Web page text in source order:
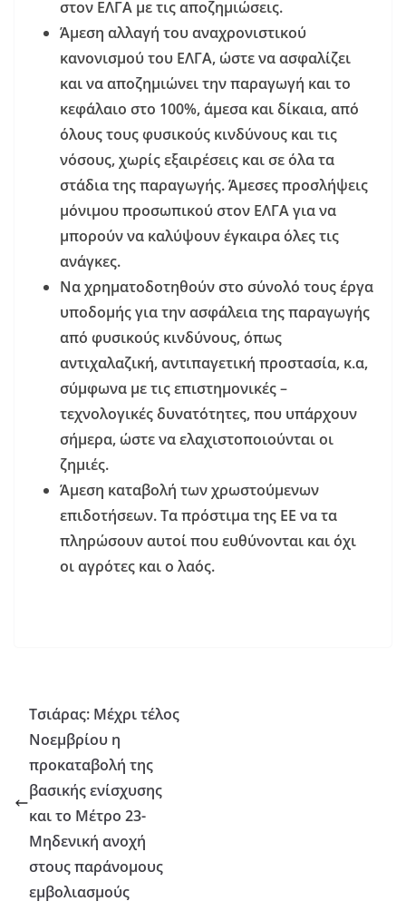
στον ΕΛΓΑ με τις αποζημιώσεις.
Άμεση αλλαγή του αναχρονιστικού
κανονισμού του ΕΛΓΑ, ώστε να ασφαλίζει
και να αποζημιώνει την παραγωγή και το
κεφάλαιο στο 100%, άμεσα και δίκαια, από
όλους τους φυσικούς κινδύνους και τις
νόσους, χωρίς εξαιρέσεις και σε όλα τα
στάδια της παραγωγής.Άμεσες προσλήψεις
μόνιμου προσωπικού στον ΕΛΓΑ για να
μπορούν να καλύψουν έγκαιρα όλες τις
ανάγκες.
Να χρηματοδοτηθούν στο σύνολό τους έργα
υποδομής για την ασφάλεια της παραγωγής
από φυσικούς κινδύνους, όπως
αντιχαλαζική, αντιπαγετική προστασία, κ.α,
σύμφωνα με τις επιστημονικές –
τεχνολογικές δυνατότητες, που υπάρχουν
σήμερα, ώστε να ελαχιστοποιούνται οι
ζημιές.
Άμεση καταβολή των χρωστούμενων
επιδοτήσεων. Τα πρόστιμα της ΕΕ να τα
πληρώσουν αυτοί που ευθύνονται και όχι
οι αγρότες και ο λαός.
Τσιάρας: Μέχρι τέλος
Νοεμβρίου η
προκαταβολή της
βασικής ενίσχυσης
και το Μέτρο 23-
Μηδενική ανοχή
στους παράνομους
εμβολιασμούς